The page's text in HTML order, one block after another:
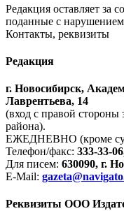
Редакция оставляет за
поданные с
Контакты, реквизиты
Редакция
г. Новосибирск,
Лаврентьева, 14
(вход с правой
района).
ЕЖЕДНЕВНО (кроме
Телефон/факс: 333-33-
Для писем: 630090, г.
E-Mail:
Реквизиты ООО